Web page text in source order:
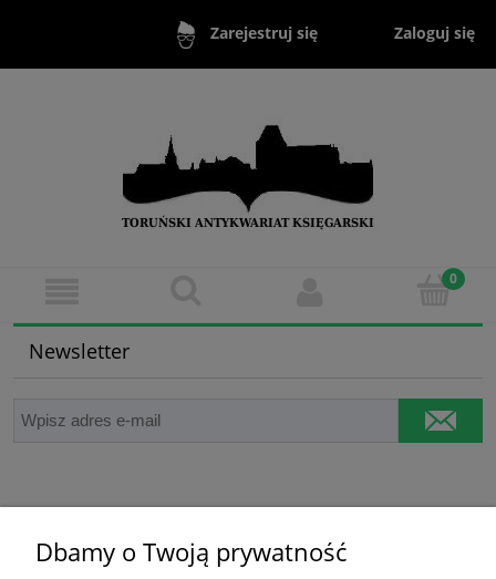
Zarejestruj się Zaloguj się
Newsletter
Ten produkt jest niedostępny.
Dbamy o Twoją prywatność